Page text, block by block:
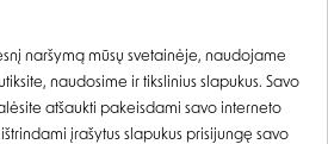
1,10%
Registruotis
naršymą mūsų svetainėje, naudojame
naudosime ir tikslinius slapukus. Savo
atšaukti pakeisdami savo interneto
įrašytus slapukus prisijungę savo